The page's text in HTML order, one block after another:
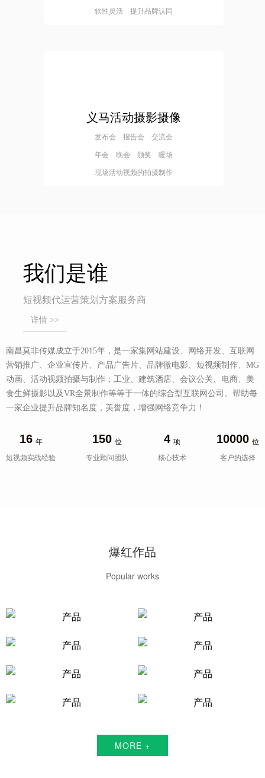
软性灵活 提升品牌认同
义马活动摄影摄像
发布会 报告会 交流会
年会 晚会 颁奖 暖场
现场活动视频的拍摄制作
我们是谁
短视频代运营策划方案服务商
详情 >>
南昌莫非传媒成立于2015年，是一家集网站建设、网络开发、互联网
营销推广、企业宣传片、产品广告片、品牌微电影、短视频制作、MG
动画、活动视频拍摄与制作；工业、建筑酒店、会议公关、电商、美
食生鲜摄影以及VR全景制作等等于一体的综合型互联网公司。帮助每
一家企业提升品牌知名度，美誉度，增强网络竞争力！
16 年
短视频实战经验
150 位
专业顾问团队
4 项
核心技术
10000 位
客户的选择
爆红作品
Popular works
MORE +